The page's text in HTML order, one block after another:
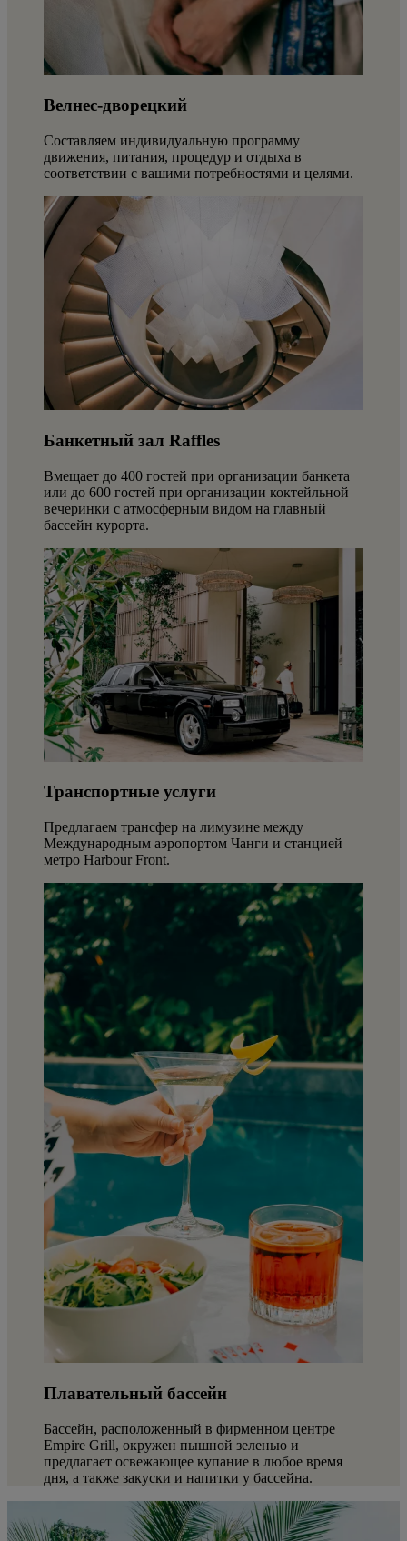
Велнес-дворецкий
Составляем индивидуальную программу
движения, питания, процедур и отдыха в
соответствии с вашими потребностями и целями.
Банкетный зал Raffles
Вмещает до 400 гостей при организации банкета
или до 600 гостей при организации коктейльной
вечеринки с атмосферным видом на главный
бассейн курорта.
Транспортные услуги
Предлагаем трансфер на лимузине между
Международным аэропортом Чанги и станцией
метро Harbour Front.
Плавательный бассейн
Бассейн, расположенный в фирменном центре
Empire Grill, окружен пышной зеленью и
предлагает освежающее купание в любое время
дня, а также закуски и напитки у бассейна.